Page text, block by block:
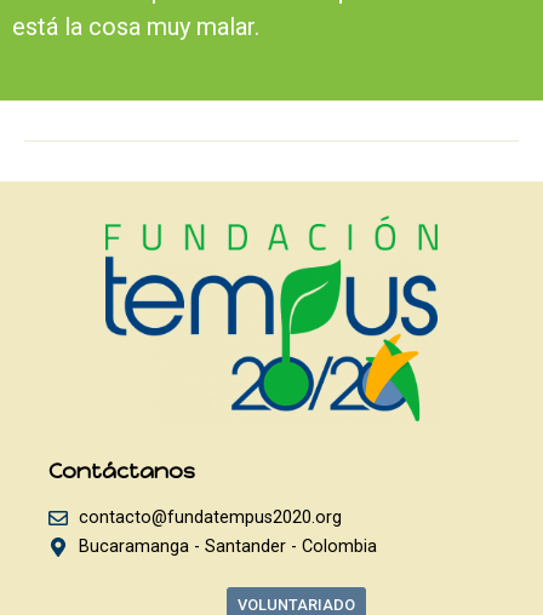
está la cosa muy malar.
Contáctanos
contacto@fundatempus2020.org
Bucaramanga - Santander - Colombia
VOLUNTARIADO